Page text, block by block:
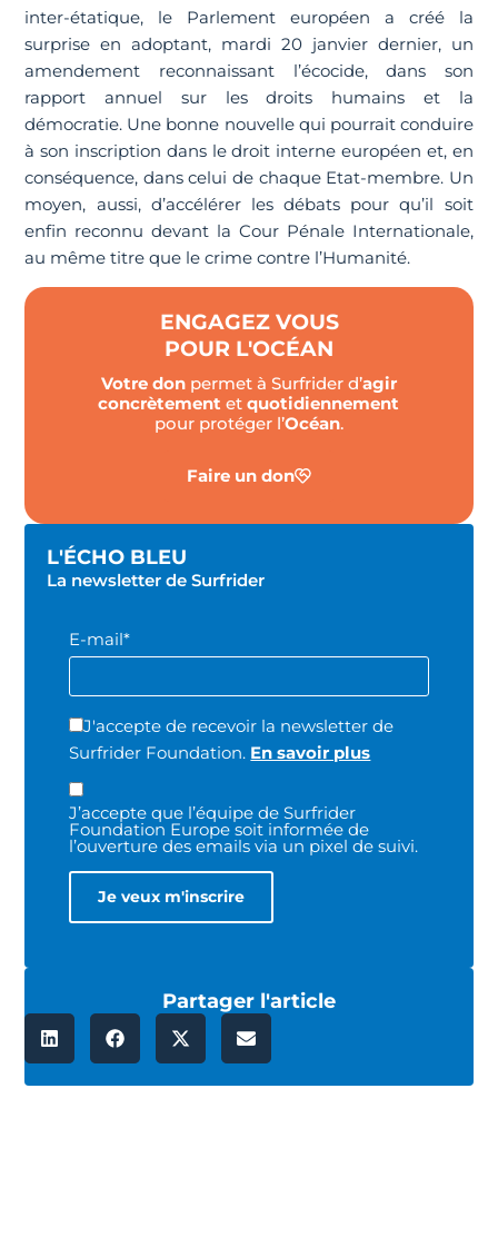
inter-étatique, le Parlement européen a créé la
surprise en adoptant, mardi 20 janvier dernier, un
amendement reconnaissant l’écocide, dans son
rapport annuel sur les droits humains et la
démocratie. Une bonne nouvelle qui pourrait conduire
à son inscription dans le droit interne européen et, en
conséquence, dans celui de chaque Etat-membre. Un
moyen, aussi, d’accélérer les débats pour qu’il soit
enfin reconnu devant la Cour Pénale Internationale,
au même titre que le crime contre l’Humanité.
ENGAGEZ VOUS
POUR L'OCÉAN
Votre donpermet à Surfrider d’agir
concrètement etquotidiennement
pour protéger l’Océan.
Faire un don
L'ÉCHO BLEU
La newsletter de Surfrider
E-mail*
J'accepte de recevoir la newsletter de
Surfrider Foundation. En savoir plus
J’accepte que l’équipe de Surfrider
Foundation Europe soit informée de
l’ouverture des emails via un pixel de suivi.
Partager l'article